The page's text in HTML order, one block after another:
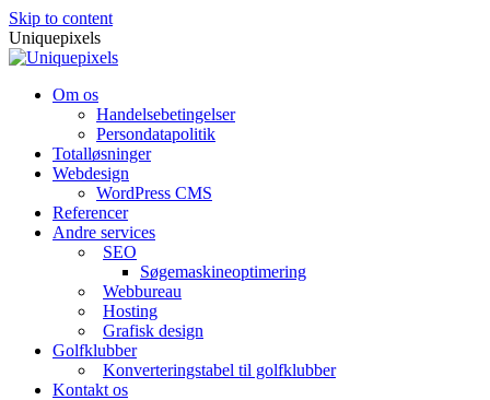
Skip to content
Uniquepixels
Om os
Handelsebetingelser
Persondatapolitik
Totalløsninger
Webdesign
WordPress CMS
Referencer
Andre services
SEO
Søgemaskineoptimering
Webbureau
Hosting
Grafisk design
Golfklubber
Konverteringstabel til golfklubber
Kontakt os